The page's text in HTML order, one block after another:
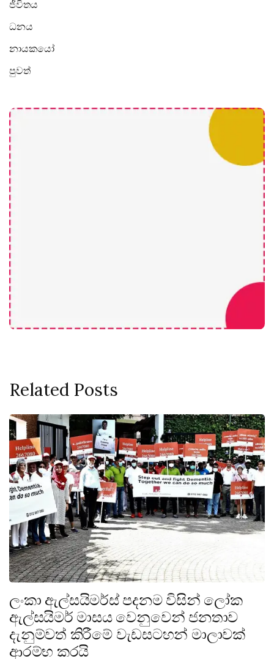
ජීවිතය
ධනය
නායකයෝ
පුවත්
Related Posts
ලංකා ඇල්සයිමර්ස් පදනම විසින් ලෝක
ඇල්සයිමර් මාසය වෙනුවෙන් ජනතාව
දැනුම්වත් කිරීමේ වැඩසටහන් මාලාවක්
ආරම්භ කරයි